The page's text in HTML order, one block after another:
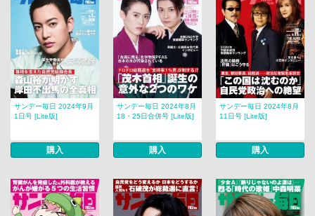
サンデー毎日 2024年9月
1日号 [Lite版]
購入
サンデー毎日 2024年8月
18・25日合併号 [Lite版]
購入
サンデー毎日 2024年8月
11日号 [Lite版]
購入